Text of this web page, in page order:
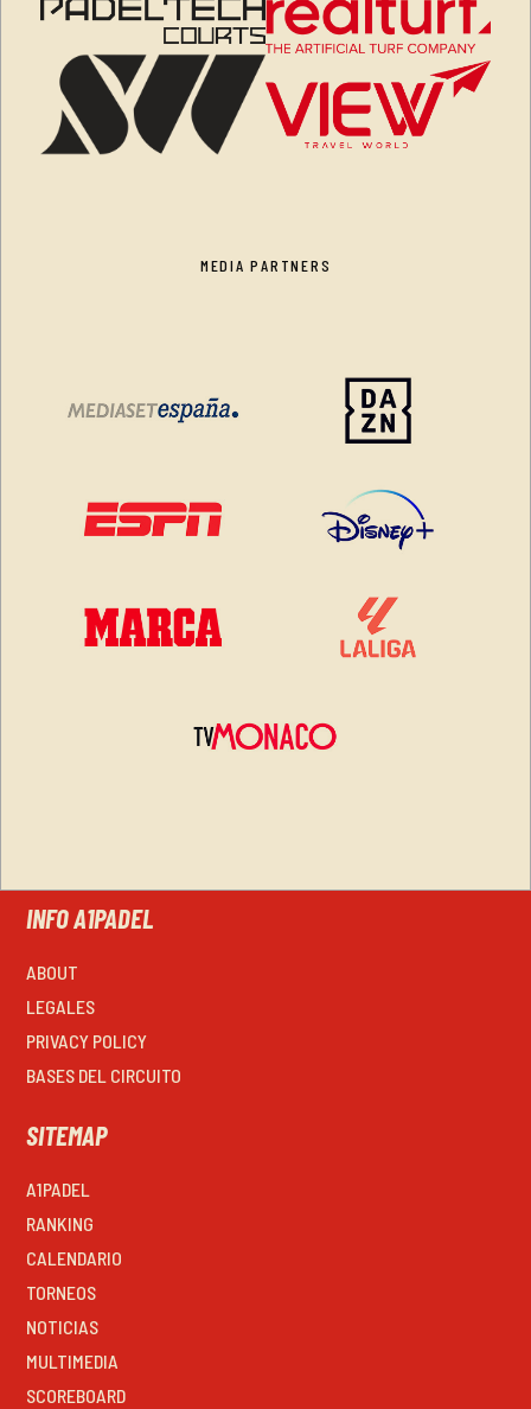
MEDIA PARTNERS
INFO A1PADEL
ABOUT
LEGALES
PRIVACY POLICY
BASES DEL CIRCUITO
SITEMAP
A1PADEL
RANKING
CALENDARIO
TORNEOS
NOTICIAS
MULTIMEDIA
SCOREBOARD